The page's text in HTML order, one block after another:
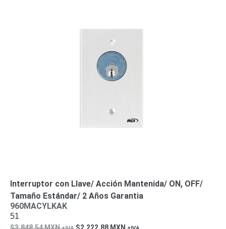
Interruptor con Llave/ Acción Mantenida/ ON, OFF/
Tamaño Estándar/ 2 Años Garantia
960MACYLKAK
51